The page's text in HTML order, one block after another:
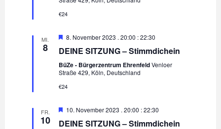
e
a
l
h
l
e
€24
MI.
8
E
p
o
h
l
e
8. November 2023 . 20:00 :22:30
DEINE SITZUNG – Stimmdichein
BüZe - Bürgerzentrum EhrenfeldVenloer
Straße 429, Köln, Deutschland
€24
FR.
10
E
p
10. November 2023 . 20:00 :22:30
DEINE SITZUNG – Stimmdichein